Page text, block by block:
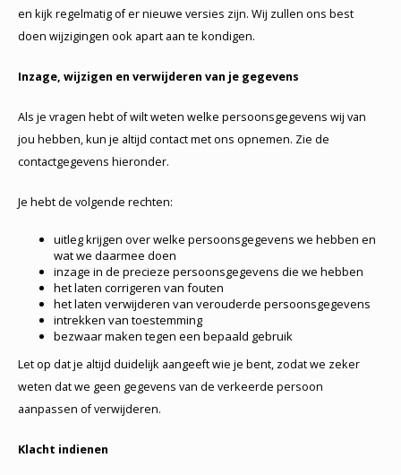
en kijk regelmatig of er nieuwe versies zijn. Wij zullen ons best
doen wijzigingen ook apart aan te kondigen.
Inzage, wijzigen en verwijderen van je gegevens
Als je vragen hebt of wilt weten welke persoonsgegevens wij van
jou hebben, kun je altijd contact met ons opnemen. Zie de
contactgegevens hieronder.
Je hebt de volgende rechten:
uitleg krijgen over welke persoonsgegevens we hebben en
wat we daarmee doen
inzage in de precieze persoonsgegevens die we hebben
het laten corrigeren van fouten
het laten verwijderen van verouderde persoonsgegevens
intrekken van toestemming
bezwaar maken tegen een bepaald gebruik
Let op dat je altijd duidelijk aangeeft wie je bent, zodat we zeker
weten dat we geen gegevens van de verkeerde persoon
aanpassen of verwijderen.
Klacht indienen